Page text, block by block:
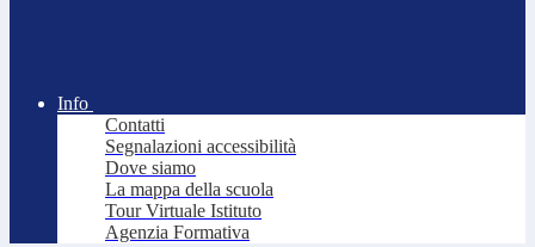
Info
Contatti
Segnalazioni accessibilità
Dove siamo
La mappa della scuola
Tour Virtuale Istituto
Agenzia Formativa